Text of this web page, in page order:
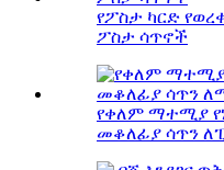
የፖስታ ካርድ
ፖስታ ሳጥኖች
የቀለም ማተሚያ
መቆለፊያ ሳጥን